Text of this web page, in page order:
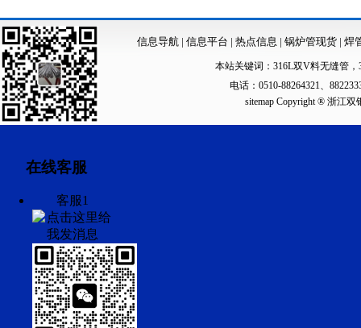
信息导航| 信息平台 | 热点信息 | 锅炉管现货 | 焊
本站关键词： 316L双V料无缝管 ，
电话：0510-88264321、
sitemapCopyright ® 浙江双
在线客服
客服1